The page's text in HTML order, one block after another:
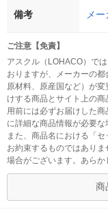
備考 メ
ご注意【免責】
アスクル（LOHACO）で
おりますが、メーカーの都
原材料、原産国など）が
けする商品とサイト上の
用前には必ずお届けした
に詳細な商品情報が必要な
また、商品名における「
お約束するものではあり
場合がございます。あらか
商